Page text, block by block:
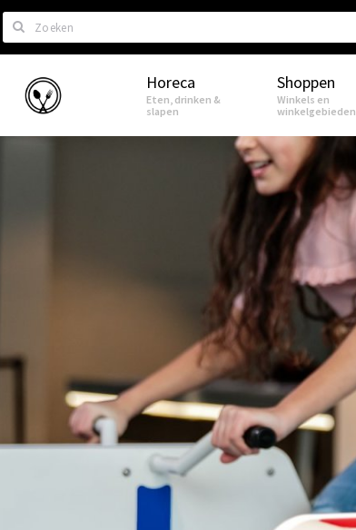
Zoeken
Eindhoven Horeca
Eten, drinken &
slapen
Shoppen
Winkels en
winkelgebieden